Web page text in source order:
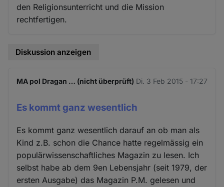
den Religionsunterricht und die Mission
rechtfertigen.
Diskussion anzeigen
MA pol Dragan … (nicht überprüft) Di. 3 Feb 2015 - 17:27
Es kommt ganz wesentlich
Es kommt ganz wesentlich darauf an ob man als
Kind z.B. schon die Chance hatte regelmässig ein
populärwissenschaftliches Magazin zu lesen. Ich
selbst habe ab dem 9en Lebensjahr (seit 1979, der
ersten Ausgabe) das Magazin P.M. gelesen und